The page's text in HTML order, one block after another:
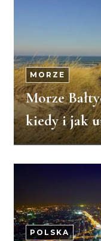
MORZE
Morze
kiedy i jak
POLSKA